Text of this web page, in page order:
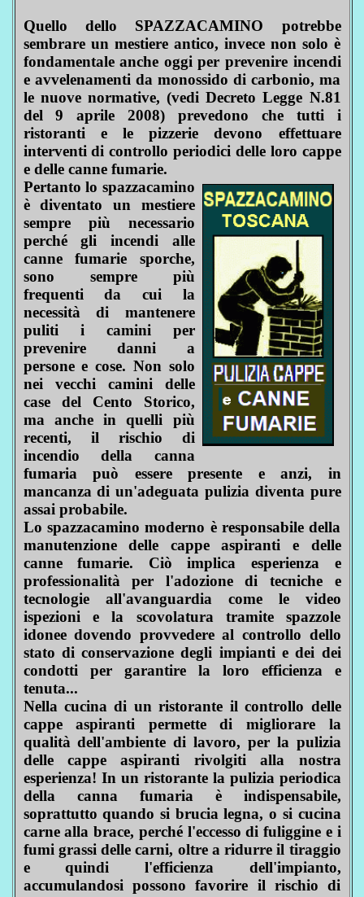
Quello dello SPAZZACAMINO potrebbe
sembrare un mestiere antico, invece non solo è
fondamentale anche oggi per prevenire incendi
e avvelenamenti da monossido di carbonio, ma
le nuove normative, (vedi Decreto Legge N.81
del 9 aprile 2008) prevedono che tutti i
ristoranti e le pizzerie devono effettuare
interventi di controllo periodici delle loro cappe
e delle canne fumarie.
Pertanto lo spazzacamino
è diventato un mestiere
sempre più necessario
perché gli incendi alle
canne fumarie sporche,
sono sempre più
frequenti da cui la
necessità di mantenere
puliti i camini per
prevenire danni a
persone e cose. Non solo
nei vecchi camini delle
case del Cento Storico,
ma anche in quelli più
recenti, il rischio di
incendio della canna
fumaria può essere presente e anzi, in
mancanza di un'adeguata pulizia diventa pure
assai probabile.
Lo spazzacamino moderno è responsabile della
manutenzione delle cappe aspiranti e delle
canne fumarie. Ciò implica esperienza e
professionalità per l'adozione di tecniche e
tecnologie all'avanguardia come le video
ispezioni e la scovolatura tramite spazzole
idonee dovendo provvedere al controllo dello
stato di conservazione degli impianti e dei dei
condotti per garantire la loro efficienza e
tenuta...
Nella cucina di un ristorante il controllo delle
cappe aspiranti permette di migliorare la
qualità dell'ambiente di lavoro, per la pulizia
delle cappe aspiranti rivolgiti alla nostra
esperienza! In un ristorante la pulizia periodica
della canna fumaria è indispensabile,
soprattutto quando si brucia legna, o si cucina
carne alla brace, perché l'eccesso di fuliggine e i
fumi grassi delle carni, oltre a ridurre il tiraggio
e quindi l'efficienza dell'impianto,
accumulandosi possono favorire il rischio di